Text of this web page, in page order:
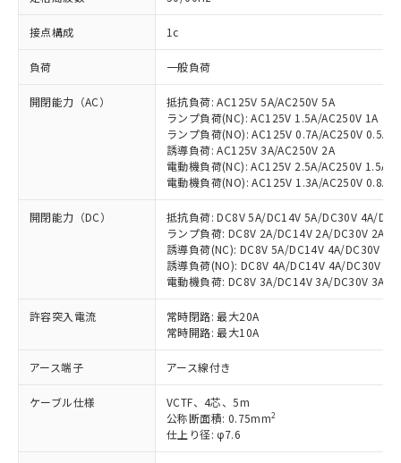
接点構成 1c
負荷 一般負荷
開閉能力（AC）
抵抗負荷: AC125V 5A/AC250V 5A
ランプ負荷(NC): AC125V 1.5A/AC250V 1A
ランプ負荷(NO): AC125V 0.7A/AC250V 0.5A
誘導負荷: AC125V 3A/AC250V 2A
電動機負荷(NC): AC125V 2.5A/AC250V 1.5A
電動機負荷(NO): AC125V 1.3A/AC250V 0.8A
開閉能力（DC）
抵抗負荷: DC8V 5A/DC14V 5A/DC30V 4A/
ランプ負荷: DC8V 2A/DC14V 2A/DC30V 2A/
誘導負荷(NC): DC8V 5A/DC14V 4A/DC30V
誘導負荷(NO): DC8V 4A/DC14V 4A/DC30V
電動機負荷: DC8V 3A/DC14V 3A/DC30V 3A/
許容突入電流
常時閉路: 最大20A
常時開路: 最大10A
アース端子 アース線付き
ケーブル仕様
VCTF、4芯、5m
公称断面積: 0.75mm2
仕上り径: φ7.6